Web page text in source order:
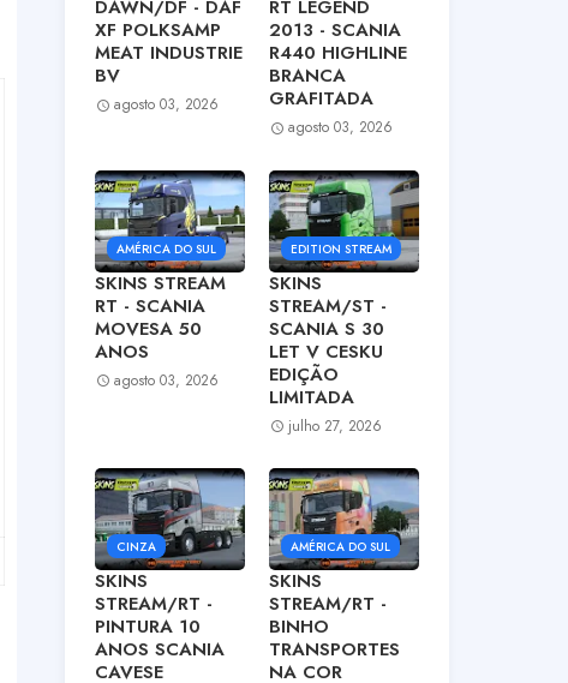
DAWN/DF - DAF
XF POLKSAMP
MEAT INDUSTRIE
BV
agosto 03, 2026
RT LEGEND
2013 - SCANIA
R440 HIGHLINE
BRANCA
GRAFITADA
agosto 03, 2026
AMÉRICA DO SUL
SKINS STREAM
RT - SCANIA
MOVESA 50
ANOS
agosto 03, 2026
EDITION STREAM
SKINS
STREAM/ST -
SCANIA S 30
LET V CESKU
EDIÇÃO
LIMITADA
julho 27, 2026
CINZA
SKINS
STREAM/RT -
PINTURA 10
ANOS SCANIA
CAVESE
AMÉRICA DO SUL
SKINS
STREAM/RT -
BINHO
TRANSPORTES
NA COR